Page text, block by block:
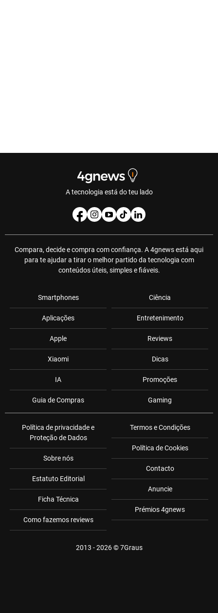
A tecnologia está do teu lado
Compara, decide e compra com confiança. A 4gnews está aqui
para te ajudar a tirar o melhor partido da tecnologia com
conteúdos úteis, simples e fiáveis.
Smartphones
Aplicações
Apple
Xiaomi
IA
Guia de Compras
Ciência
Entretenimento
Reviews
Dicas
Promoções
Gaming
Política de privacidade e
Proteção de Dados
Sobre nós
Estatuto Editorial
Ficha Técnica
Como fazemos reviews
Termos e Condições
Política de Cookies
Contacto
Anuncie
Prémios 4gnews
2013 - 2026 ©7Graus